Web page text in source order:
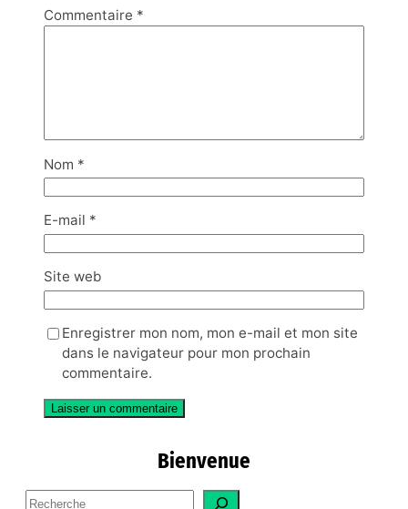
Commentaire *
Nom *
E-mail *
Site web
Enregistrer mon nom, mon e-mail et mon site
dans le navigateur pour mon prochain
commentaire.
Bienvenue
S